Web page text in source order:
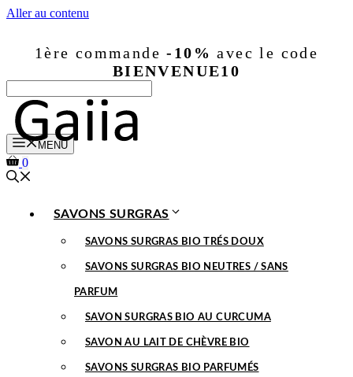
Aller au contenu
1ère commande-10% avec le code
BIENVENUE10
MENU
0
SAVONS SURGRAS
SAVONS SURGRAS BIO TRÉS DOUX
SAVONS SURGRAS BIO NEUTRES / SANS
PARFUM
SAVON SURGRAS BIO AU CURCUMA
SAVON AU LAIT DE CHÈVRE BIO
SAVONS SURGRAS BIO PARFUMÉS